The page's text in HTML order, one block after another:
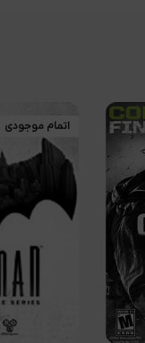
اتمام موجودی